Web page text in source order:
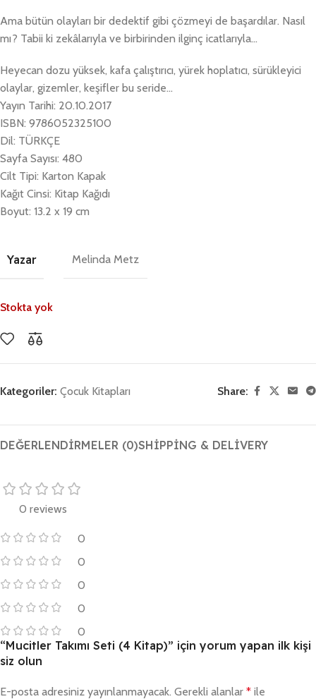
Ama bütün olayları bir dedektif gibi çözmeyi de başardılar. Nasıl
mı? Tabii ki zekâlarıyla ve birbirinden ilginç icatlarıyla…
Heyecan dozu yüksek, kafa çalıştırıcı, yürek hoplatıcı, sürükleyici
olaylar, gizemler, keşifler bu seride…
Yayın Tarihi: 20.10.2017
ISBN: 9786052325100
Dil: TÜRKÇE
Sayfa Sayısı: 480
Cilt Tipi: Karton Kapak
Kağıt Cinsi: Kitap Kağıdı
Boyut: 13.2 x 19 cm
Yazar Melinda Metz
Stokta yok
Kategoriler: Çocuk Kitapları Share:
DEĞERLENDIRMELER (0)SHIPPING & DELIVERY
0 reviews
0
0
0
0
0
“Mucitler Takımı Seti (4 Kitap)” için yorum yapan ilk kişi
siz olun
E-posta adresiniz yayınlanmayacak. Gerekli alanlar * ile